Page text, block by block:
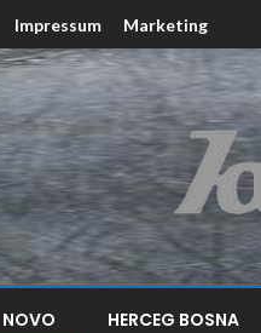
Impressum Marketing
NOVO HERCEG BOSNA